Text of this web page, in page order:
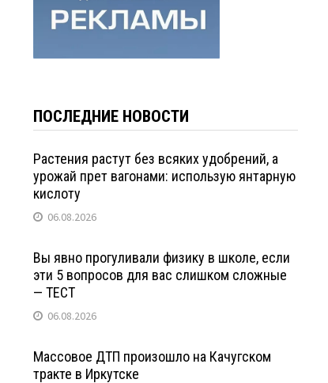
ПОСЛЕДНИЕ НОВОСТИ
Растения растут без всяких удобрений, а
урожай прет вагонами: использую янтарную
кислоту
06.08.2026
Вы явно прогуливали физику в школе, если
эти 5 вопросов для вас слишком сложные
— ТЕСТ
06.08.2026
Массовое ДТП произошло на Качугском
тракте в Иркутске